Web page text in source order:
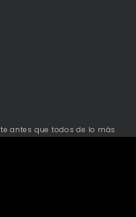
antes que todos de lo más